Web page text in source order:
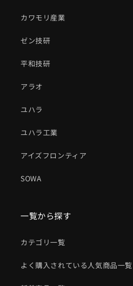
カワモリ産業
ゼン技研
平和技研
アラオ
ユハラ
ユハラ工業
アイズフロンティア
SOWA
一覧から探す
カテゴリ一覧
よく購入されている人気商品一覧